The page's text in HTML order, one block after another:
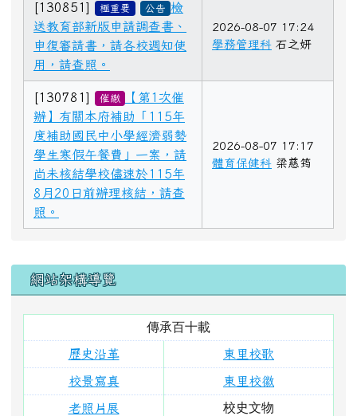
[130851] 極重要 公告 檢
送教育部新版申請調查書、
申復審請書，請各校週知使
用，請查照。
2026-08-07 17:24
學務管理科 石之妍
[130781] 催繳
【第1次催
辦】有關本府補助「115年
度補助國民中小學經濟弱勢
學生寒假午餐費」一案，請
尚未核結學校儘速於115年
8月20日前辦理核結，請查
照。
2026-08-07 17:17
體育保健科 梁慈筠
左邊區域內容
網站架構導覽
傳承百十載
歷史沿革 東里校歌
校景寫真 東里校徽
老照片展 校史文物